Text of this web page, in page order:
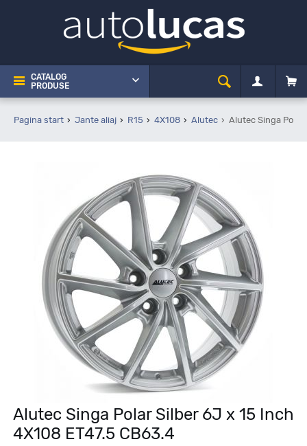
CATALOG
PRODUSE
Pagina start Jante aliaj R15 4X108 Alutec Alutec Singa Polar
Alutec Singa Polar Silber 6J x 15 Inch
4X108 ET47.5 CB63.4